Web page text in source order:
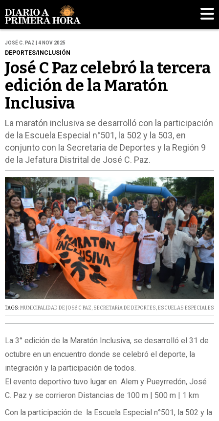
JOSÉ C. PAZ | 4 NOV 2025
DEPORTES/INCLUSIÓN
José C Paz celebró la tercera
edición de la Maratón
Inclusiva
La maratón inclusiva se desarrolló con la participación
de la Escuela Especial n°501, la 502 y la 503, en
conjunto con la Secretaria de Deportes y la Región 9
de la Jefatura Distrital de José C. Paz.
TAGS:MUNICIPALIDAD DE JOSé C PAZ, SECRETARíA DE DEPORTES,ESCUELAS ESPECIALES
La 3° edición de la Maratón Inclusiva, se desarrolló el 31 de
octubre en un encuentro donde se celebró el deporte, la
integración y la participación de todos.
El evento deportivo tuvo lugar en Alem y Pueyrredón, José
C. Paz y se corrieron Distancias de 100 m | 500 m | 1 km
Con la participación de la Escuela Especial n°501, la 502 y la